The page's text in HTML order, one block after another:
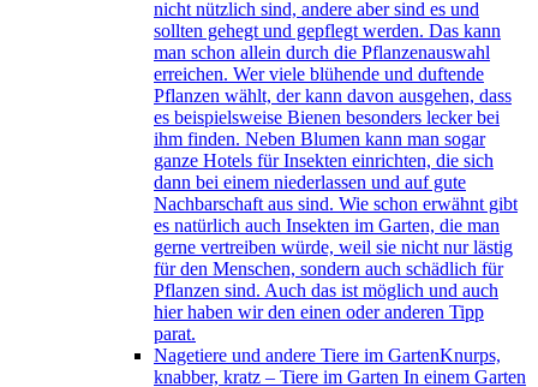
nicht nützlich sind, andere aber sind es und
sollten gehegt und gepflegt werden. Das kann
man schon allein durch die Pflanzenauswahl
erreichen. Wer viele blühende und duftende
Pflanzen wählt, der kann davon ausgehen, dass
es beispielsweise Bienen besonders lecker bei
ihm finden. Neben Blumen kann man sogar
ganze Hotels für Insekten einrichten, die sich
dann bei einem niederlassen und auf gute
Nachbarschaft aus sind. Wie schon erwähnt gibt
es natürlich auch Insekten im Garten, die man
gerne vertreiben würde, weil sie nicht nur lästig
für den Menschen, sondern auch schädlich für
Pflanzen sind. Auch das ist möglich und auch
hier haben wir den einen oder anderen Tipp
parat.
Nagetiere und andere Tiere im GartenKnurps,
knabber, kratz – Tiere im Garten In einem Garten